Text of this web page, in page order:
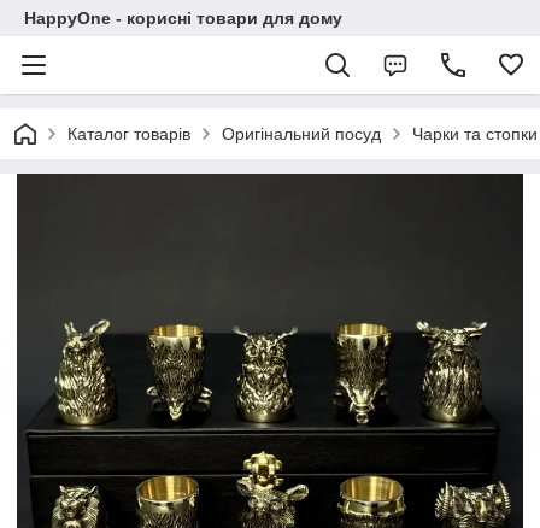
HappyOne - корисні товари для дому
Каталог товарів Оригінальний посуд Чарки та стопки